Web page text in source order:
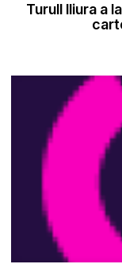
Turull lliura a